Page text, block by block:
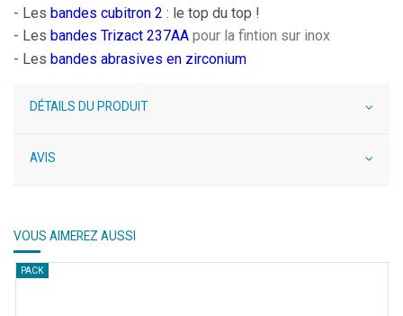
- Les bandes cubitron 2 : le top du top !
- Les bandes Trizact 237AA pour la fintion sur inox
- Les bandes abrasives en zirconium
DÉTAILS DU PRODUIT
AVIS
VOUS AIMEREZ AUSSI
PACK